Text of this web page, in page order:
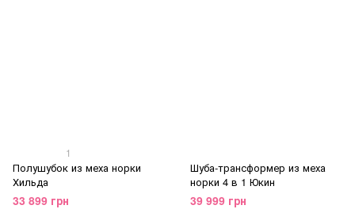
1
Полушубок из меха норки
Хильда
33 899 грн
Шуба-трансформер из меха
норки 4 в 1 Юкин
39 999 грн